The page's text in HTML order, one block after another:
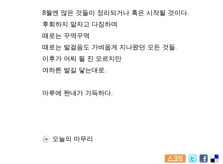
8월엔 많은 것들이 정리되거나 혹은 시작될 것이다.
후회하지 말자고 다짐하며
때로는 꾸역꾸역
때로는 발걸음도 가벼웁게 지나왔던 모든 것들.
이후가 어찌 될 진 모르지만
여하튼 발길 닿는대로.
마루에 짠내가 가득하다.
오늘의 마무리